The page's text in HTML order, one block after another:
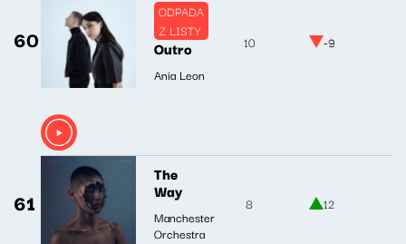
60
ODPADA
Z LISTY
Outro
Ania Leon
10 -9
61
The
Way
Manchester
Orchestra
8 12